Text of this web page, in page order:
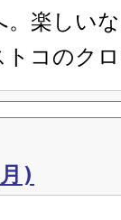
楽しいな
コのク
)